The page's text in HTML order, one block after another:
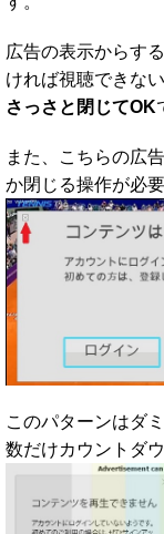
広告の表示からす
ければ視聴できな
さっさと閉じてOK
また、こちらの広
か閉じる操作が必要
このパターンはダ
数だけカウントダ